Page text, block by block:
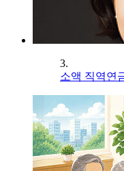
3.
소액 직역연